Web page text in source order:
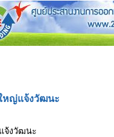
หญ่แจ้งวัฒนะ
จ้งวัฒนะ